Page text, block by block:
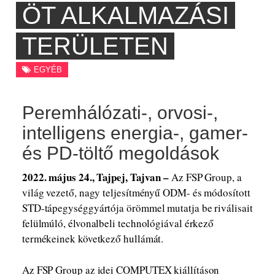
ÖT ALKALMAZÁSI
TERÜLETEN
EGYÉB
Peremhálózati-, orvosi-,
intelligens energia-, gamer-
és PD-töltő megoldások
2022. május 24., Tajpej, Tajvan –Az FSP Group, a
világ vezető, nagy teljesítményű ODM- és módosított
STD-tápegységgyártója örömmel mutatja be riválisait
felülmúló, élvonalbeli technológiával érkező
termékeinek következő hullámát.
Az FSP Group az idei COMPUTEX kiállításon